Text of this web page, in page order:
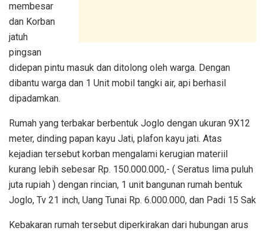
membesar
dan Korban
jatuh
pingsan
didepan pintu masuk dan ditolong oleh warga. Dengan
dibantu warga dan 1 Unit mobil tangki air, api berhasil
dipadamkan.
Rumah yang terbakar berbentuk Joglo dengan ukuran 9X12
meter, dinding papan kayu Jati, plafon kayu jati. Atas
kejadian tersebut korban mengalami kerugian materiil
kurang lebih sebesar Rp. 150.000.000,- ( Seratus lima puluh
juta rupiah ) dengan rincian, 1 unit bangunan rumah bentuk
Joglo, Tv 21 inch, Uang Tunai Rp. 6.000.000, dan Padi 15 Sak
Kebakaran rumah tersebut diperkirakan dari hubungan arus